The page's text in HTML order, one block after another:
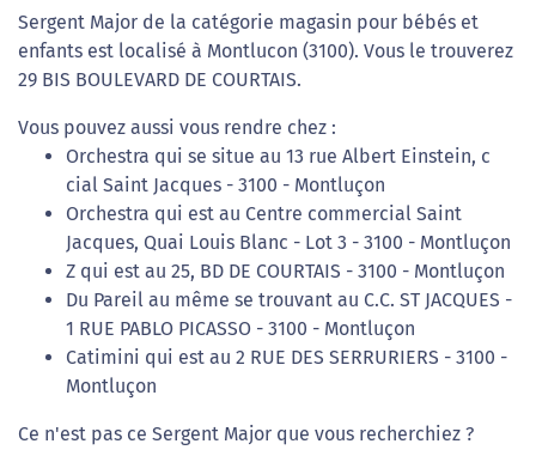
Sergent Major de la catégorie magasin pour bébés et
enfants est localisé à Montlucon (3100). Vous le trouverez
29 BIS BOULEVARD DE COURTAIS.
Vous pouvez aussi vous rendre chez :
Orchestra qui se situe au 13 rue Albert Einstein, c
cial Saint Jacques - 3100 - Montluçon
Orchestra qui est au Centre commercial Saint
Jacques, Quai Louis Blanc - Lot 3 - 3100 - Montluçon
Z qui est au 25, BD DE COURTAIS - 3100 - Montluçon
Du Pareil au même se trouvant au C.C. ST JACQUES -
1 RUE PABLO PICASSO - 3100 - Montluçon
Catimini qui est au 2 RUE DES SERRURIERS - 3100 -
Montluçon
Ce n'est pas ce Sergent Major que vous recherchiez ?